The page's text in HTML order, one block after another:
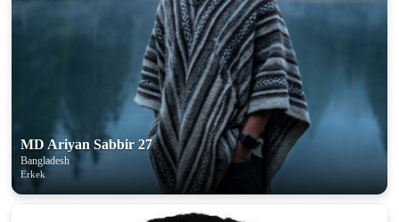
MD Ariyan Sabbir 27
Bangladesh
Erkek
upload your own photo
100% FREE
×10 more visibility